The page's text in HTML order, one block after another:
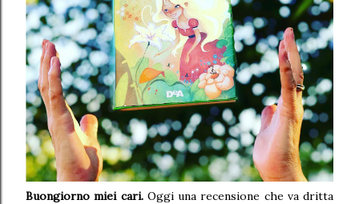
Buongiorno miei cari.Oggi una recensione che va dritta